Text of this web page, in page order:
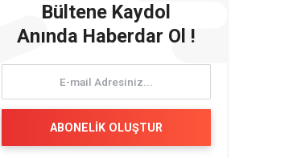
Bültene Kaydol
Anında Haberdar Ol !
ABONELİK OLUŞTUR